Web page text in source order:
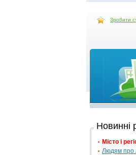
Зробити
Новинні
Місто і
Людям про